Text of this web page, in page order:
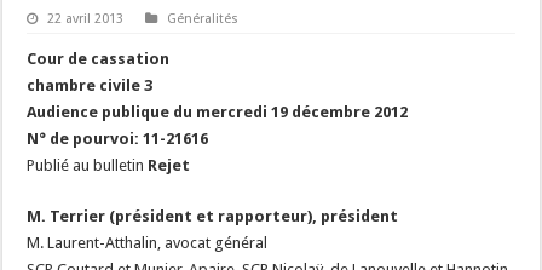
22 avril 2013 Généralités
Cour de cassation
chambre civile 3
Audience publique du mercredi 19 décembre 2012
N° de pourvoi: 11-21616
Publié au bulletin Rejet
M. Terrier (président et rapporteur), président
M. Laurent-Atthalin, avocat général